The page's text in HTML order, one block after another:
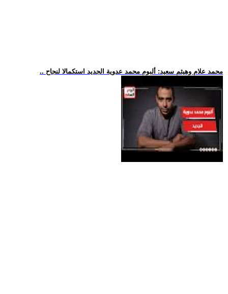
.. محمد علام وهيثم سعيد: ألبوم محمد عدوية الجديد استكمالا لنجاح